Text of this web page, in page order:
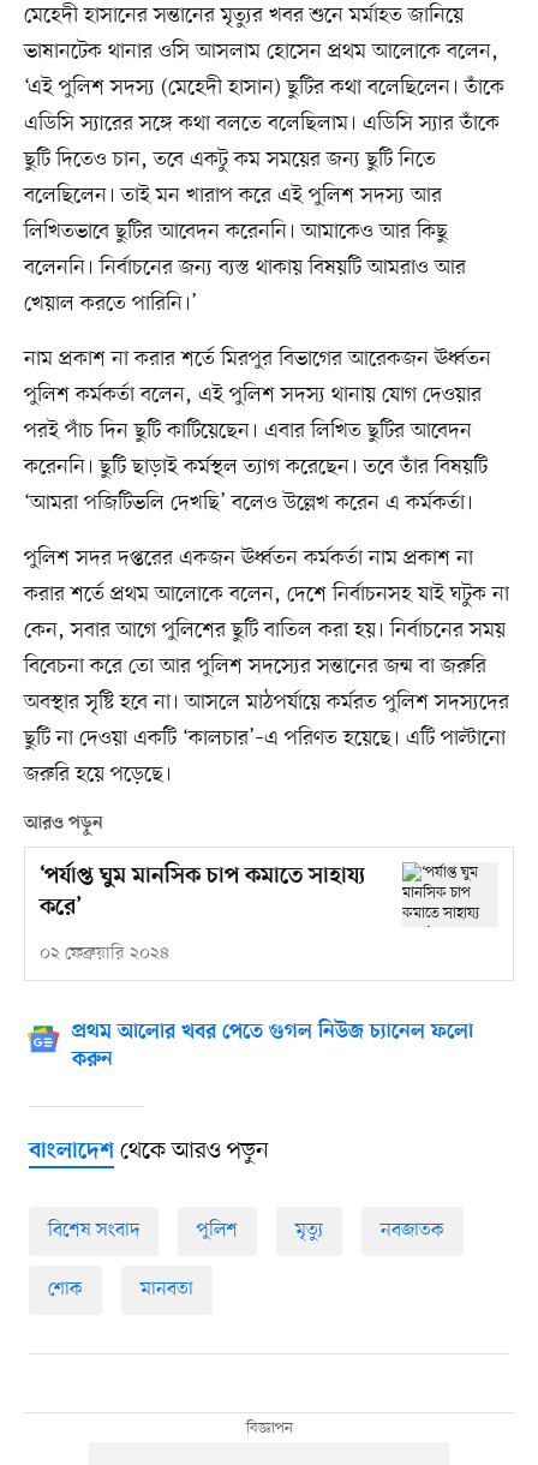
মেহেদী হাসানের সন্তানের মৃত্যুর খবর শুনে মর্মাহত জানিয়ে
ভাষানটেক থানার ওসি আসলাম হোসেন প্রথম আলোকে বলেন,
‘এই পুলিশ সদস্য (মেহেদী হাসান) ছুটির কথা বলেছিলেন। তাঁকে
এডিসি স্যারের সঙ্গে কথা বলতে বলেছিলাম। এডিসি স্যার তাঁকে
ছুটি দিতেও চান, তবে একটু কম সময়ের জন্য ছুটি নিতে
বলেছিলেন। তাই মন খারাপ করে এই পুলিশ সদস্য আর
লিখিতভাবে ছুটির আবেদন করেননি। আমাকেও আর কিছু
বলেননি। নির্বাচনের জন্য ব্যস্ত থাকায় বিষয়টি আমরাও আর
খেয়াল করতে পারিনি।’
নাম প্রকাশ না করার শর্তে মিরপুর বিভাগের আরেকজন ঊর্ধ্বতন
পুলিশ কর্মকর্তা বলেন, এই পুলিশ সদস্য থানায় যোগ দেওয়ার
পরই পাঁচ দিন ছুটি কাটিয়েছেন। এবার লিখিত ছুটির আবেদন
করেননি। ছুটি ছাড়াই কর্মস্থল ত্যাগ করেছেন। তবে তাঁর বিষয়টি
‘আমরা পজিটিভলি দেখছি’ বলেও উল্লেখ করেন এ কর্মকর্তা।
পুলিশ সদর দপ্তরের একজন ঊর্ধ্বতন কর্মকর্তা নাম প্রকাশ না
করার শর্তে প্রথম আলোকে বলেন, দেশে নির্বাচনসহ যাই ঘটুক না
কেন, সবার আগে পুলিশের ছুটি বাতিল করা হয়। নির্বাচনের সময়
বিবেচনা করে তো আর পুলিশ সদস্যের সন্তানের জন্ম বা জরুরি
অবস্থার সৃষ্টি হবে না। আসলে মাঠপর্যায়ে কর্মরত পুলিশ সদস্যদের
ছুটি না দেওয়া একটি ‘কালচার’–এ পরিণত হয়েছে। এটি পাল্টানো
জরুরি হয়ে পড়েছে।
আরও পড়ুন
‘পর্যাপ্ত ঘুম মানসিক চাপ কমাতে সাহায্য
করে’
০২ ফেব্রুয়ারি ২০২৪
প্রথম আলোর খবর পেতে গুগল নিউজ চ্যানেল ফলো
করুন
বাংলাদেশথেকে আরও পড়ুন
বিশেষ সংবাদ পুলিশ মৃত্যু নবজাতক
শোক মানবতা